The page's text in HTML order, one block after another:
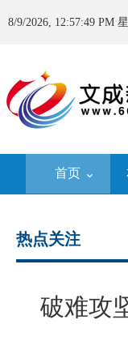
8/9/2026, 12:57:50 PM
首页
热点关注
破难攻